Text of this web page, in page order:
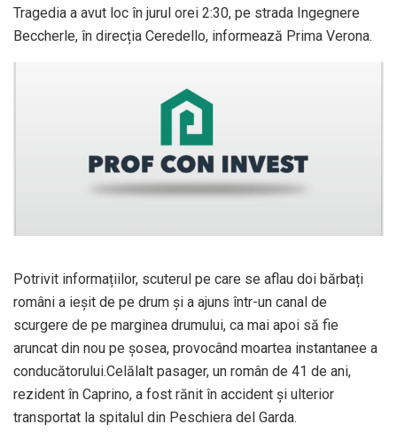
Tragedia a avut loc în jurul orei 2:30, pe strada Ingegnere
Beccherle, în direcția Ceredello, informează Prima Verona.
Potrivit informațiilor, scuterul pe care se aflau doi bărbați
români a ieșit de pe drum și a ajuns într-un canal de
scurgere de pe marginea drumului, ca mai apoi să fie
aruncat din nou pe șosea, provocând moartea instantanee a
conducătorului.Celălalt pasager, un român de 41 de ani,
rezident în Caprino, a fost rănit în accident și ulterior
transportat la spitalul din Peschiera del Garda.